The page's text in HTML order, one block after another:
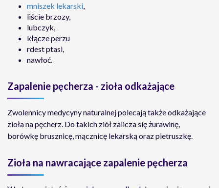
mniszek lekarski,
liście brzozy,
lubczyk,
kłącze perzu
rdest ptasi,
nawłoć.
Zapalenie pęcherza - zioła odkażające
Zwolennicy medycyny naturalnej polecają także odkażające
zioła na pęcherz. Do takich ziół zalicza się żurawinę,
borówkę brusznicę, mącznicę lekarską oraz pietruszkę.
Zioła na nawracające zapalenie pęcherza